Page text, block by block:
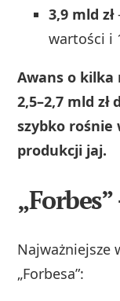
3,9 mld zł
wartości i
Awans o kilka
2,5–2,7 mld
szybko rośnie
produkcji jaj.
Najważniejsze
„Forbesa”: